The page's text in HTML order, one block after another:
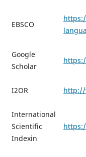
EBSCO
Google
Scholar
I2OR http://
International
Scientific
Indexin